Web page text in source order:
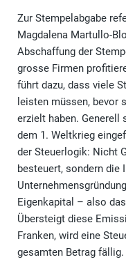
Zur Stempelabgabe
Magdalena Martullo-
Abschaffung der
grosse Firmen
führt dazu, dass viele
leisten müssen, bevor
erzielt haben. Generell
dem 1. Weltkrieg
der Steuerlogik: Nicht
besteuert, sondern die
Eigenkapital – also
Übersteigt diese
Franken, wird eine
gesamten Betrag